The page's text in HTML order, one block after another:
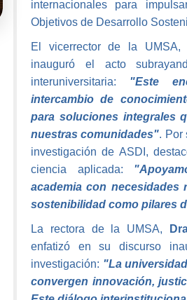
internacionales para
Objetivos de Desarrollo
El vicerrector de la UMSA,
inauguró el acto
interuniversitaria:
"Este
intercambio de
para soluciones integrales
nuestras comunidades". Por
investigación de ASDI,
ciencia aplicada:
academia con necesidades
sostenibilidad como pilares
La rectora de la UMSA,
enfatizó en su discurso
investigación: "La
convergen innovación,